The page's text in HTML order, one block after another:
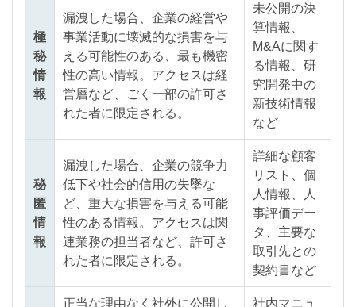
極
秘
情
報
漏洩した場合、企業の経営や
事業活動に壊滅的な損害を与
える可能性のある、最も機密
性の高い情報。アクセスは経
営層など、ごく一部の許可さ
れた者に限定される。
未公開の決
算情報、
M&Aに関す
る情報、研
究開発中の
新技術情報
など
秘
匿
情
報
漏洩した場合、企業の競争力
低下や社会的信用の失墜な
ど、重大な損害を与える可能
性のある情報。アクセスは関
連業務の担当者など、許可さ
れた者に限定される。
詳細な顧客
リスト、個
人情報、人
事評価デー
タ、主要な
取引先との
契約書など
正当な理由なく社外に公開し
社内マニュ